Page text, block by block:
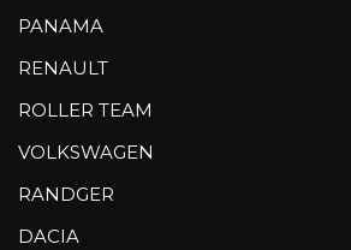
PANAMA
RENAULT
ROLLER TEAM
VOLKSWAGEN
RANDGER
DACIA